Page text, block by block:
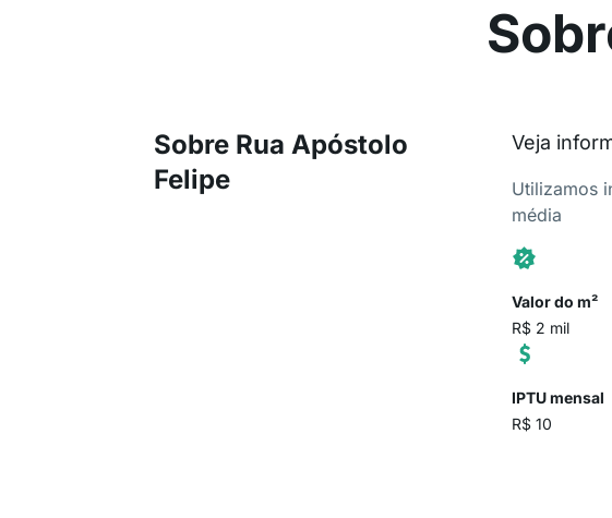
Sobre Rua Apóstolo
Felipe
Veja
Utilizamos
média
Valor do m²
R$ 2 mil
IPTU mensal
R$ 10